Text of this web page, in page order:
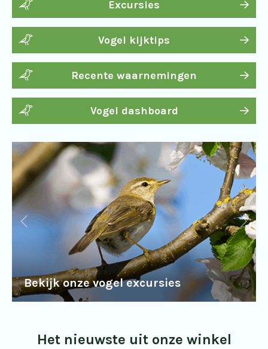
Excursies
Vogel kijktips
Recente waarnemingen
Vogel dashboard
Bekijk onze vogel excursies
Het nieuwste uit onze winkel